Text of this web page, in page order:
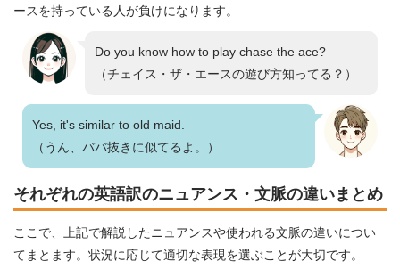
ースを持っている人が負けになります。
Do you know how to play chase the ace?
（チェイス・ザ・エースの遊び方知ってる？）
Yes, it's similar to old maid.
（うん、ババ抜きに似てるよ。）
それぞれの英語訳のニュアンス・文脈の違いまとめ
ここで、上記で解説したニュアンスや使われる文脈の違いについ
てまとます。状況に応じて適切な表現を選ぶことが大切です。